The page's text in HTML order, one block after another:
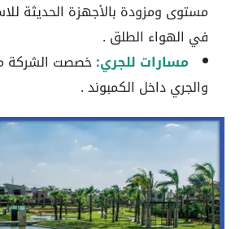
مستوى ومزودة بالأجهزة الحديثة
في الهواء الطلق .
مسارات للجري:خصصت الشركة
والجري داخل الكمبوند .